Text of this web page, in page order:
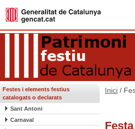
Festes i elements festius
catalogats o declarats
Sant Antoni
Carnaval
Inici /